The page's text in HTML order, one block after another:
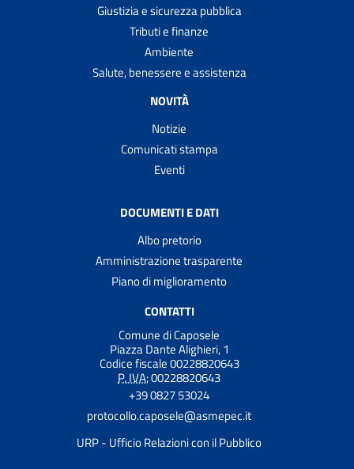
Giustizia e sicurezza pubblica
Tributi e finanze
Ambiente
Salute, benessere e assistenza
NOVITÀ
Notizie
Comunicati stampa
Eventi
DOCUMENTI E DATI
Albo pretorio
Amministrazione trasparente
Piano di miglioramento
CONTATTI
Comune di Caposele
Piazza Dante Alighieri, 1
Codice fiscale 00228820643
P. IVA:00228820643
+39 0827 53024
protocollo.caposele@asmepec.it
URP - Ufficio Relazioni con il Pubblico